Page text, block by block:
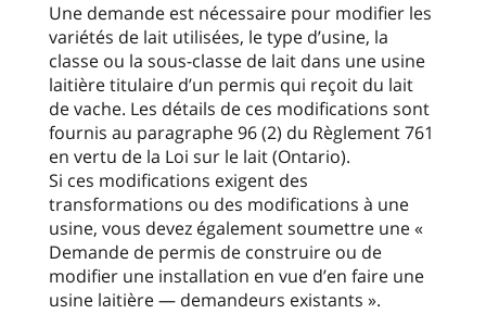
Une demande est nécessaire pour modifier les
variétés de lait utilisées, le type d’usine, la
classe ou la sous-classe de lait dans une usine
laitière titulaire d’un permis qui reçoit du lait
de vache. Les détails de ces modifications sont
fournis au paragraphe 96 (2) du Règlement 761
en vertu de la Loi sur le lait (Ontario).
Si ces modifications exigent des
transformations ou des modifications à une
usine, vous devez également soumettre une «
Demande de permis de construire ou de
modifier une installation en vue d’en faire une
usine laitière — demandeurs existants ».